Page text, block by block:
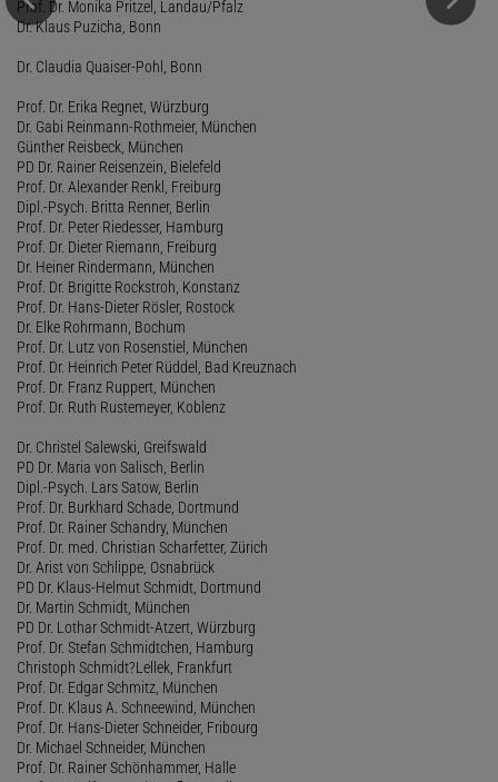
Prof. Dr. Monika Pritzel, Landau/Pfalz
Dr. Klaus Puzicha, Bonn
Dr. Claudia Quaiser-Pohl, Bonn
Prof. Dr. Erika Regnet, Würzburg
Dr. Gabi Reinmann-Rothmeier, München
Günther Reisbeck, München
PD Dr. Rainer Reisenzein, Bielefeld
Prof. Dr. Alexander Renkl, Freiburg
Dipl.-Psych. Britta Renner, Berlin
Prof. Dr. Peter Riedesser, Hamburg
Prof. Dr. Dieter Riemann, Freiburg
Dr. Heiner Rindermann, München
Prof. Dr. Brigitte Rockstroh, Konstanz
Prof. Dr. Hans-Dieter Rösler, Rostock
Dr. Elke Rohrmann, Bochum
Prof. Dr. Lutz von Rosenstiel, München
Prof. Dr. Heinrich Peter Rüddel, Bad Kreuznach
Prof. Dr. Franz Ruppert, München
Prof. Dr. Ruth Rustemeyer, Koblenz
Dr. Christel Salewski, Greifswald
PD Dr. Maria von Salisch, Berlin
Dipl.-Psych. Lars Satow, Berlin
Prof. Dr. Burkhard Schade, Dortmund
Prof. Dr. Rainer Schandry, München
Prof. Dr. med. Christian Scharfetter, Zürich
Dr. Arist von Schlippe, Osnabrück
PD Dr. Klaus-Helmut Schmidt, Dortmund
Dr. Martin Schmidt, München
PD Dr. Lothar Schmidt-Atzert, Würzburg
Prof. Dr. Stefan Schmidtchen, Hamburg
Christoph Schmidt?Lellek, Frankfurt
Prof. Dr. Edgar Schmitz, München
Prof. Dr. Klaus A. Schneewind, München
Prof. Dr. Hans-Dieter Schneider, Fribourg
Dr. Michael Schneider, München
Prof. Dr. Rainer Schönhammer, Halle